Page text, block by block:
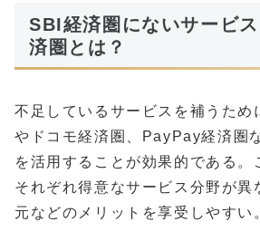
SBI経済圏にないサービ
済圏とは？
不足しているサービスを補うため
やドコモ経済圏、PayPay経済圏
を活用することが効果的である。
それぞれ得意なサービス分野が異
元などのメリットを享受しやすい